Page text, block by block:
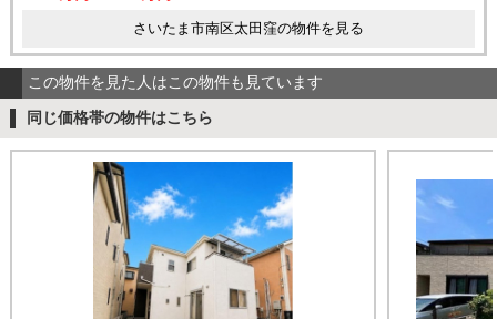
さいたま市南区太田窪の物件を見る
この物件を見た人はこの物件も見ています
同じ価格帯の物件はこちら